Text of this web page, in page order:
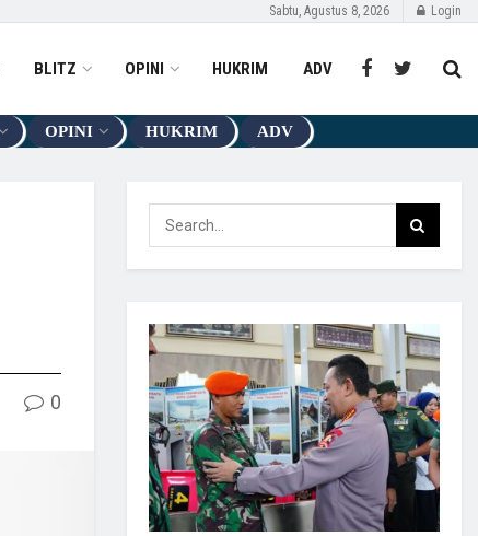
Sabtu, Agustus 8, 2026 Login
BLITZ OPINI HUKRIM ADV
OPINI HUKRIM ADV
0